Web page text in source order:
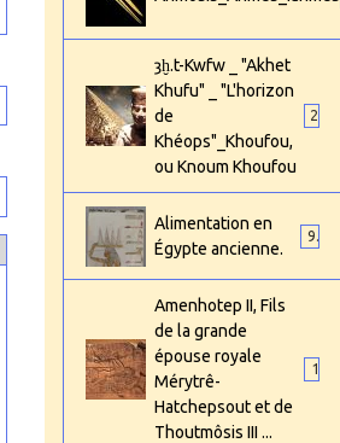
ȝḫ.t-Kwfw _ "Akhet
Khufu" _ "L'horizon
de
Khéops"_Khoufou,
ou Knoum Khoufou
Alimentation en
Égypte ancienne.
9
Amenhotep II, Fils
de la grande
épouse royale
Mérytrê-
Hatchepsout et de
Thoutmôsis III ...